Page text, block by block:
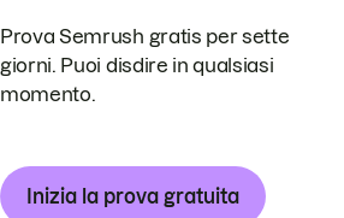
Prova Semrush gratis per sette
giorni. Puoi disdire in qualsiasi
momento.
Inizia la prova gratuita